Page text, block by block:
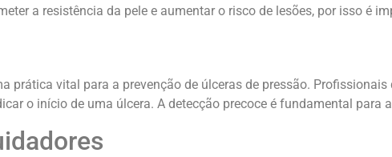
a resistência da pele e aumentar o risco de lesões, por isso é
prática vital para a prevenção de úlceras de pressão.
o início de uma úlcera. A detecção precoce é fundamental para